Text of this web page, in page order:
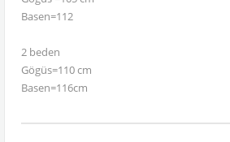
Basen=112
2 beden
Gögüs=110 cm
Basen=116cm